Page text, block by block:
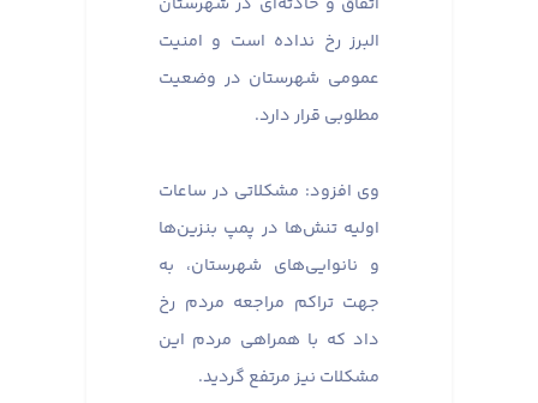
البرز رخ نداده است و امنیت
عمومی شهرستان در وضعیت
مطلوبی قرار دارد.
وی افزود: مشکلاتی در ساعات
اولیه تنش‌ها در پمپ بنزین‌ها
و نانوایی‌های شهرستان، به
جهت تراکم مراجعه مردم رخ
داد که با همراهی مردم این
مشکلات نیز مرتفع گردید.